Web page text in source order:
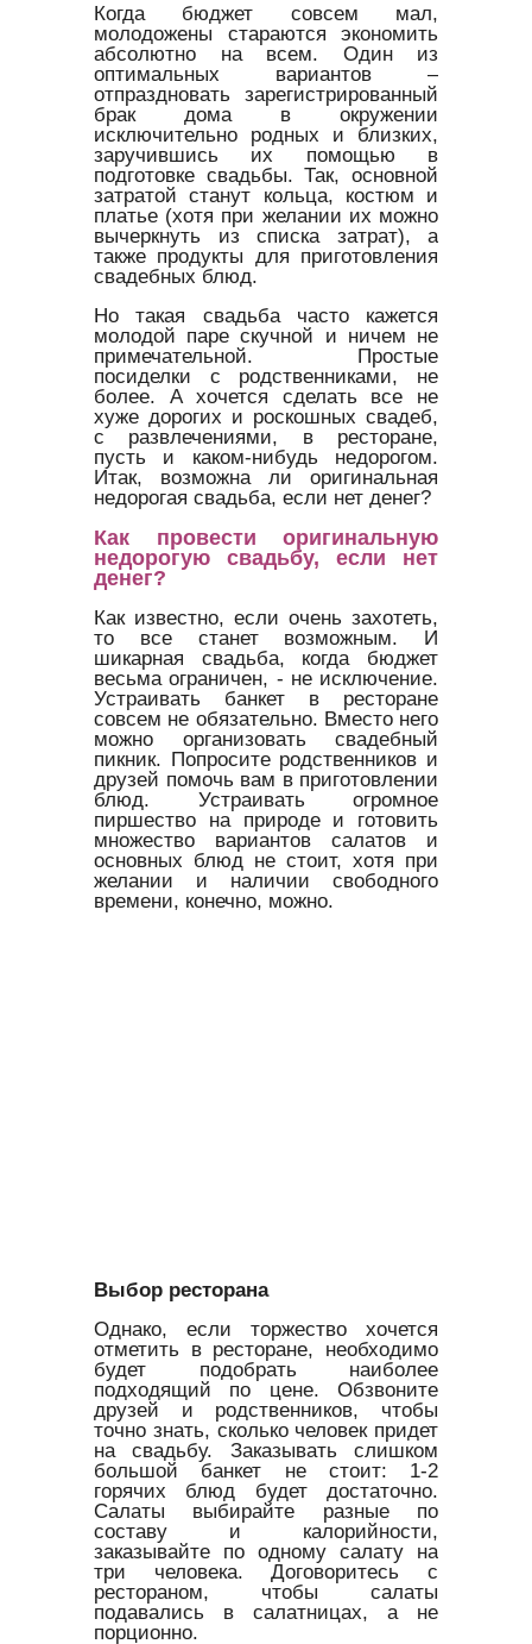
Когда бюджет совсем мал,
молодожены стараются экономить
абсолютно на всем. Один из
оптимальных вариантов –
отпраздновать зарегистрированный
брак дома в окружении
исключительно родных и близких,
заручившись их помощью в
подготовке свадьбы. Так, основной
затратой станут кольца, костюм и
платье (хотя при желании их можно
вычеркнуть из списка затрат), а
также продукты для приготовления
свадебных блюд.
Но такая свадьба часто кажется
молодой паре скучной и ничем не
примечательной. Простые
посиделки с родственниками, не
более. А хочется сделать все не
хуже дорогих и роскошных свадеб,
с развлечениями, в ресторане,
пусть и каком-нибудь недорогом.
Итак, возможна ли оригинальная
недорогая свадьба, если нет денег?
Как провести оригинальную
недорогую свадьбу, если нет
денег?
Как известно, если очень захотеть,
то все станет возможным. И
шикарная свадьба, когда бюджет
весьма ограничен, - не исключение.
Устраивать банкет в ресторане
совсем не обязательно. Вместо него
можно организовать свадебный
пикник. Попросите родственников и
друзей помочь вам в приготовлении
блюд. Устраивать огромное
пиршество на природе и готовить
множество вариантов салатов и
основных блюд не стоит, хотя при
желании и наличии свободного
времени, конечно, можно.
Выбор ресторана
Однако, если торжество хочется
отметить в ресторане, необходимо
будет подобрать наиболее
подходящий по цене. Обзвоните
друзей и родственников, чтобы
точно знать, сколько человек придет
на свадьбу. Заказывать слишком
большой банкет не стоит: 1-2
горячих блюд будет достаточно.
Салаты выбирайте разные по
составу и калорийности,
заказывайте по одному салату на
три человека. Договоритесь с
рестораном, чтобы салаты
подавались в салатницах, а не
порционно.